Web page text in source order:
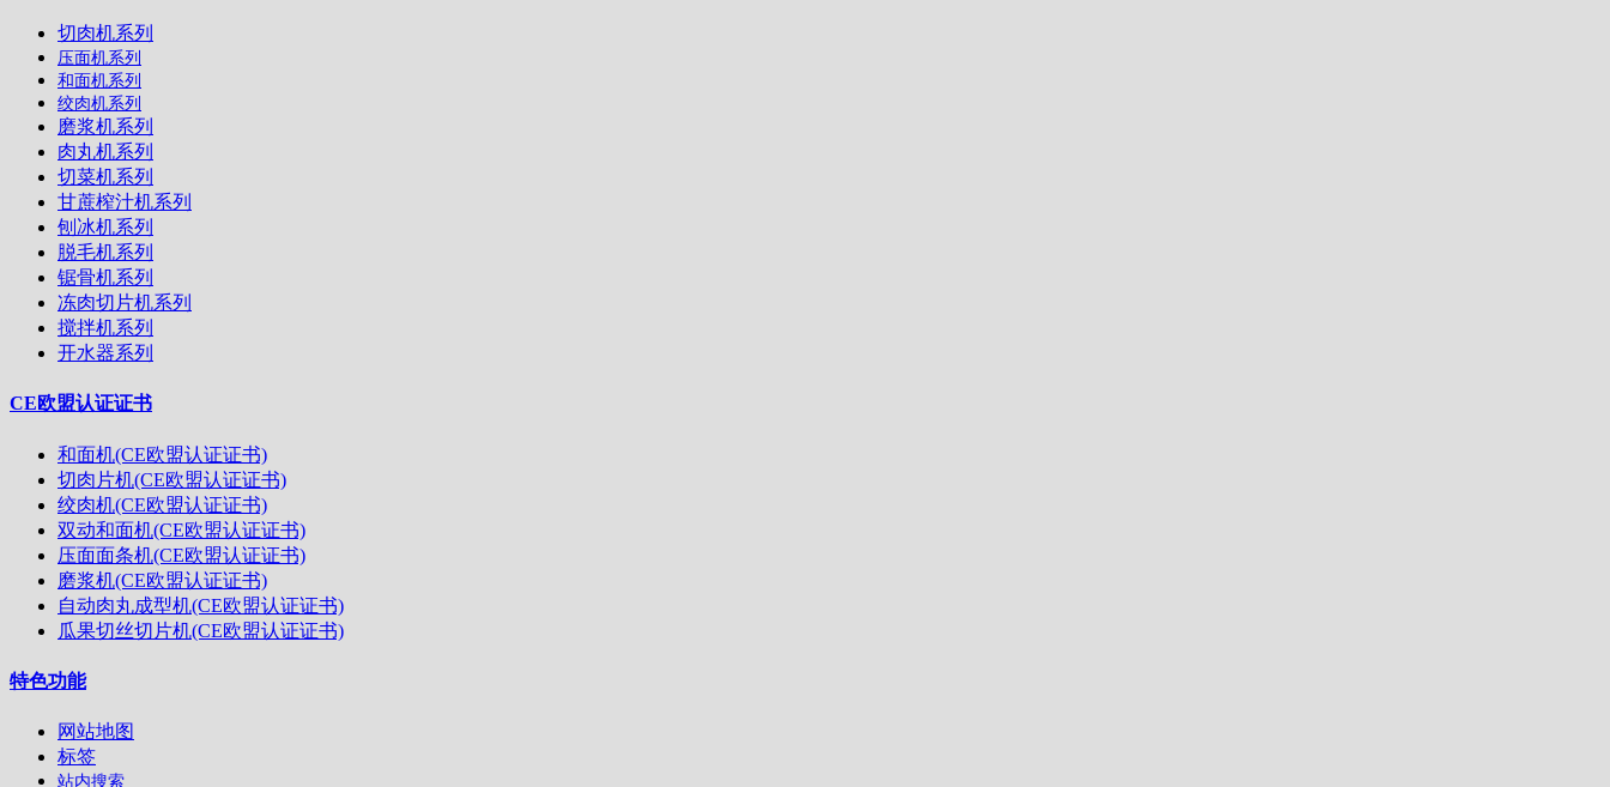
切肉机系列
压面机系列
和面机系列
绞肉机系列
磨浆机系列
肉丸机系列
切菜机系列
甘蔗榨汁机系列
刨冰机系列
脱毛机系列
锯骨机系列
冻肉切片机系列
搅拌机系列
开水器系列
CE欧盟认证证书
和面机(CE欧盟认证证书)
切肉片机(CE欧盟认证证书)
绞肉机(CE欧盟认证证书)
双动和面机(CE欧盟认证证书)
压面面条机(CE欧盟认证证书)
磨浆机(CE欧盟认证证书)
自动肉丸成型机(CE欧盟认证证书)
瓜果切丝切片机(CE欧盟认证证书)
特色功能
网站地图
标签
站内搜索